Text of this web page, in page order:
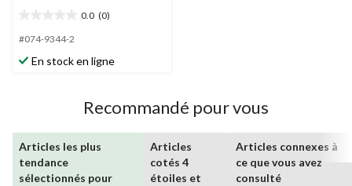
0.0 (0)
étoile(s)
5.
#074-9344-2
En stock en ligne
Recommandé pour vous
Articles les plus
tendance
sélectionnés pour
Articles
cotés 4
étoiles et
Articles connexes à
ce que vous avez
consulté